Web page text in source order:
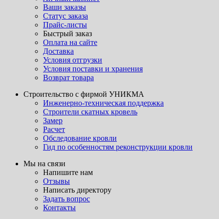
Ваши заказы
Статус заказа
Прайс-листы
Быстрый заказ
Оплата на сайте
Доставка
Условия отгрузки
Условия поставки и хранения
Возврат товара
Строительство с фирмой УНИКМА
Инженерно-техническая поддержка
Строители скатных кровель
Замер
Расчет
Обследование кровли
Гид по особенностям реконструкции кровли
Мы на связи
Напишите нам
Отзывы
Написать директору
Задать вопрос
Контакты